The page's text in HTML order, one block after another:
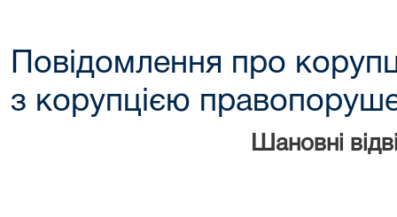
Повідомлення про
з корупцією
Шановні